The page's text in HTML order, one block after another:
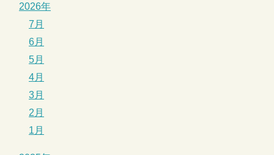
2026年
7月
6月
5月
4月
3月
2月
1月